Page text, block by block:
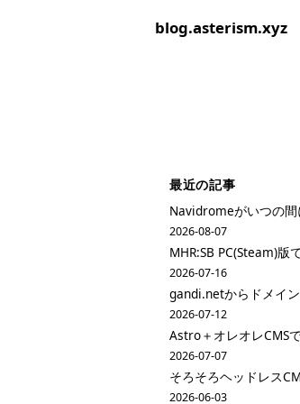
blog.asterism.xyz
最近の記事
Navidromeがいつの
2026-08-07
MHR:SB PC(Steam)
2026-07-16
gandi.netからドメイ
2026-07-12
Astro＋オレオレCMS
2026-07-07
そろそろヘッドレス
2026-06-03